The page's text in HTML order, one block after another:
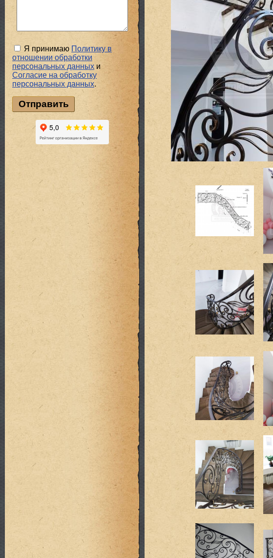
Я принимаю Политику в
отношении обработки
персональных данных и
Cогласие на обработку
персональных данных.